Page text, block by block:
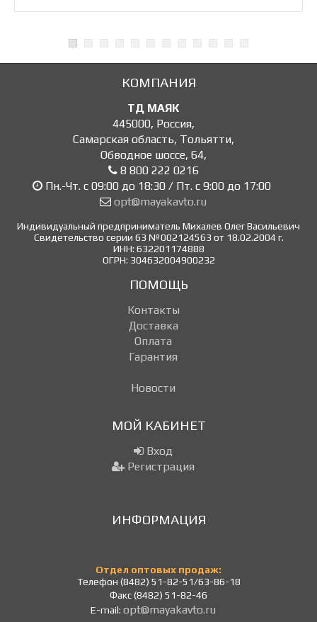
КОМПАНИЯ
ТД МАЯК
445000, Россия,
Самарская область, Тольятти,
Обводное шоссе, 64,
8 800 222 0216
Пн.-Чт. с 09:00 до 18:30 / Пт. с 9:00 до 17:00
opt@mayakavto.ru
Индивидуальный предприниматель Михалев Олег Васильевич
Свидетельство серии 63 №002124563 от 18.02.2004 г.
ИНН: 632201174888
ОГРН: 304632004900232
ПОМОЩЬ
Контакты
Доставка
Оплата
Гарантия
Новости
МОЙ КАБИНЕТ
Вход
Регистрация
ИНФОРМАЦИЯ
Отдел оптовых продаж:
Телефон (8482) 51-82-51/63-86-18
Факс (8482) 51-82-46
E-mail: opt@mayakavto.ru